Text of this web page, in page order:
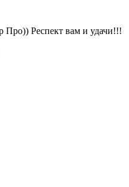
Про)) Респект вам и удачи!!!